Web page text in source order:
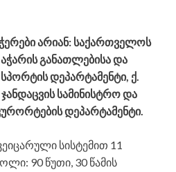
არიან: საქართველოს
განათლებისა და
დეპარტამენტი, ქ.
სამინისტრო და
დეპარტამენტი.
სისტემით 11
90 წუთი, 30 წამის